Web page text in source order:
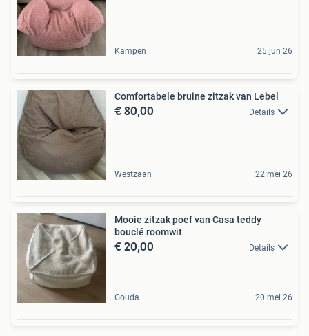
Kampen 25 jun 26
Comfortabele bruine zitzak van Lebel
€ 80,00 Details
Westzaan 22 mei 26
Mooie zitzak poef van Casa teddy
bouclé roomwit
€ 20,00 Details
Gouda 20 mei 26